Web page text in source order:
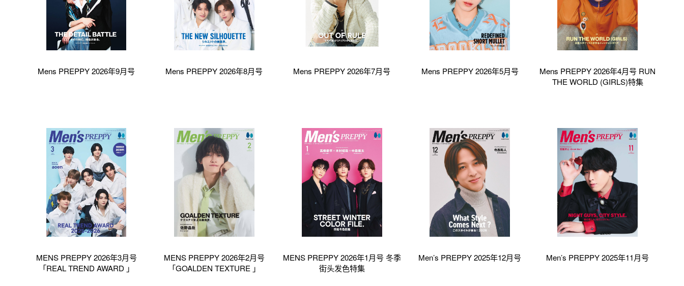
Mens PREPPY 2026年9月号 Mens PREPPY 2026年8月号 Mens PREPPY 2026年7月号 Mens PREPPY 2026年5月号
Mens PREPPY 2026年4月号 RUN
THE WORLD (GIRLS)特集
MENS PREPPY 2026年3月号
「REAL TREND AWARD 」
MENS PREPPY 2026年2月号
「GOALDEN TEXTURE 」
MENS PREPPY 2026年1月号 冬季
街头发色特集
Men’s PREPPY 2025年12月号 Men’s PREPPY 2025年11月号